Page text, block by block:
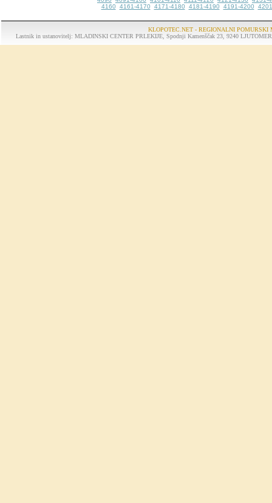
4160
4161-4170 4171-4180 4181-4190 4191-4200
KLOPOTEC.NET - REGIONALNI POMURSKI
Lastnik in ustanovitelj: MLADINSKI CENTER PRLEKIJE, Spodnji Kamenščak 23, 9240